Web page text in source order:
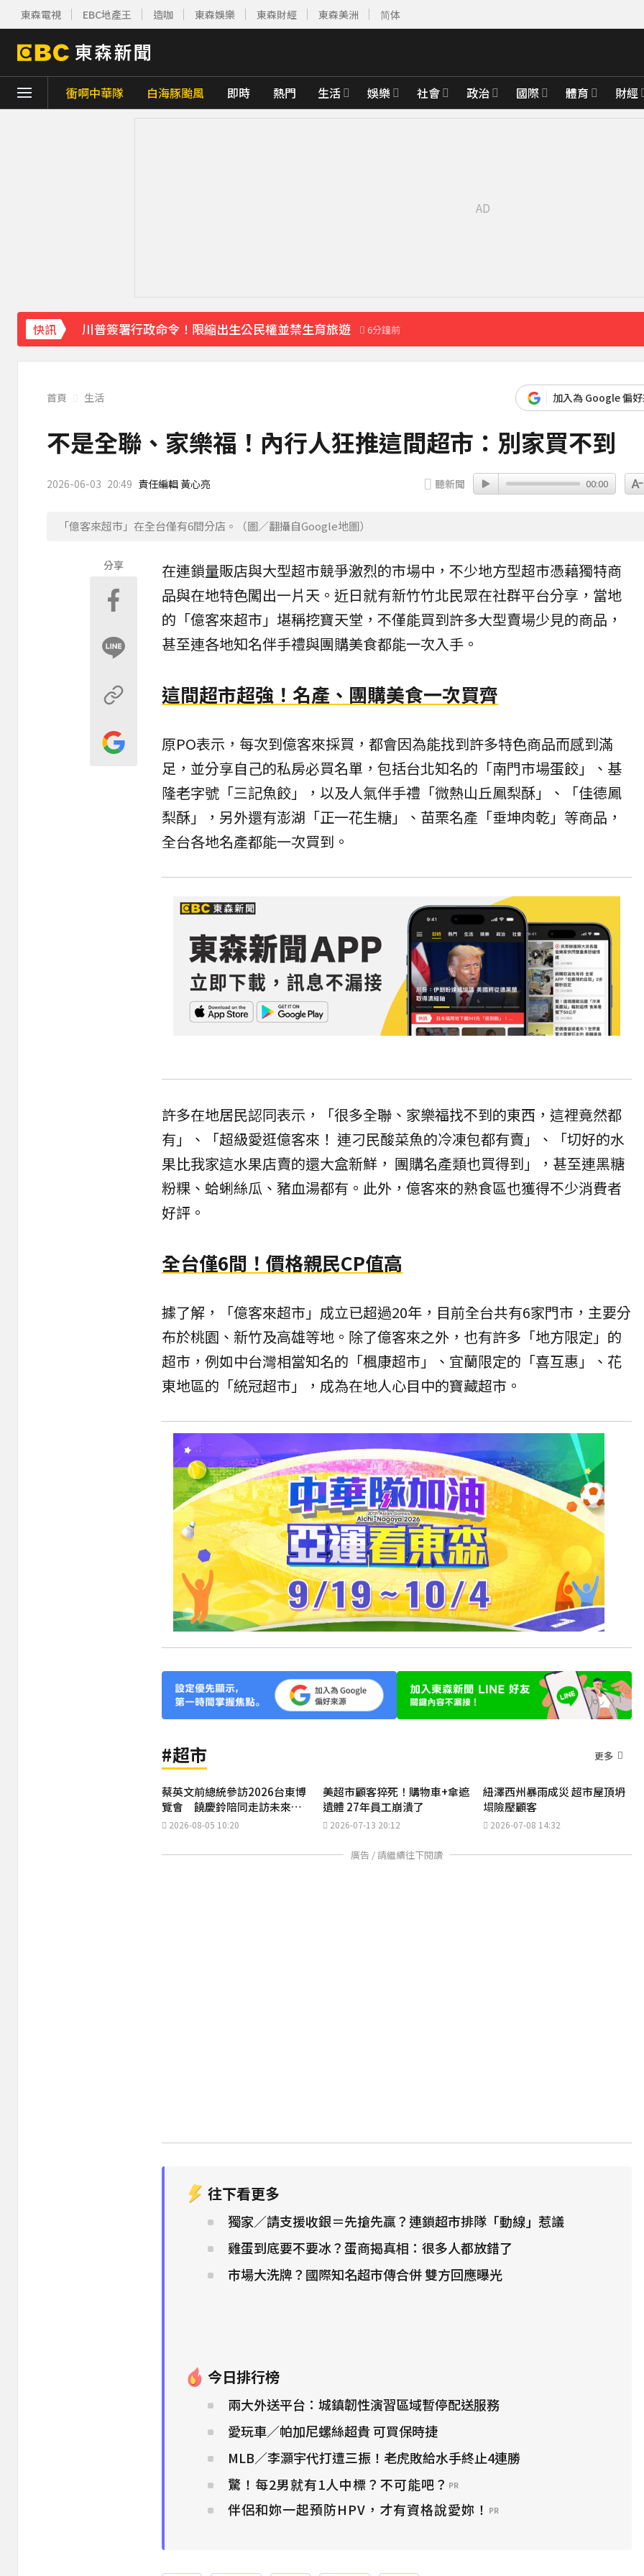
東森電視 EBC地產王 造咖 東森娛樂 東森財經 東森美洲 简体
衝啊中華隊 白海豚颱風 即時 熱門 生活 娛樂 社會 政治 國際 體育 財經
快訊
下載東森App，隨時掌握天下大小事！
川普簽署行政命令！限縮出生公民權並禁生育旅遊
6分鐘前
首頁 生活 加入為 Google 偏
不是全聯、家樂福！內行人狂推這間超市：別家買不到
2026-06-03 20:49 責任編輯 黃心亮 聽新聞 00:00
「億客來超市」在全台僅有6間分店。（圖／翻攝自Google地圖）
分享 在連鎖量販店與大型超市競爭激烈的市場中，不少地方型超市憑藉獨特商
品與在地特色闖出一片天。近日就有新竹竹北民眾在社群平台分享，當地
的「億客來超市」堪稱挖寶天堂，不僅能買到許多大型賣場少見的商品，
甚至連各地知名伴手禮與團購美食都能一次入手。
這間超市超強！名產、團購美食一次買齊
原PO表示，每次到億客來採買，都會因為能找到許多特色商品而感到滿
足，並分享自己的私房必買名單，包括台北知名的「南門市場蛋餃」、基
隆老字號「三記魚餃」，以及人氣伴手禮「微熱山丘鳳梨酥」、「佳德鳳
梨酥」，另外還有澎湖「正一花生糖」、苗栗名產「垂坤肉乾」等商品，
全台各地名產都能一次買到。
許多在地居民認同表示，「很多全聯、家樂福找不到的東西，這裡竟然都
有」、「超級愛逛億客來！ 連刁民酸菜魚的冷凍包都有賣」、「切好的水
果比我家這水果店賣的還大盒新鮮， 團購名產類也買得到」，甚至連黑糖
粉粿、蛤蜊絲瓜、豬血湯都有。此外，億客來的熟食區也獲得不少消費者
好評。
全台僅6間！價格親民CP值高
據了解，「億客來超市」成立已超過20年，目前全台共有6家門市，主要分
布於桃園、新竹及高雄等地。除了億客來之外，也有許多「地方限定」的
超市，例如中台灣相當知名的「楓康超市」、宜蘭限定的「喜互惠」、花
東地區的「統冠超市」，成為在地人心目中的寶藏超市。
#超市 更多
蔡英文前總統參訪2026台東博
覽會 饒慶鈴陪同走訪未來超
市及熱氣球館
2026-08-05 10:20
美超市顧客猝死！購物車+傘遮
遺體 27年員工崩潰了
2026-07-13 20:12
紐澤西州暴雨成災 超市屋頂坍
塌險壓顧客
2026-07-08 14:32
廣告 / 請繼續往下閱讀
往下看更多
獨家／請支援收銀＝先搶先贏？連鎖超市排隊「動線」惹議
雞蛋到底要不要冰？蛋商揭真相：很多人都放錯了
市場大洗牌？國際知名超市傳合併 雙方回應曝光
今日排行榜
兩大外送平台：城鎮韌性演習區域暫停配送服務
愛玩車／帕加尼螺絲超貴 可買保時捷
MLB／李灝宇代打遭三振！老虎敗給水手終止4連勝
驚！每2男就有1人中標？不可能吧？ PR
伴侶和妳一起預防HPV，才有資格說愛妳！ PR